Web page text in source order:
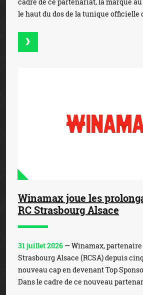
le haut du dos de la tunique officielle
Winamax joue les
RC Strasbourg Alsace
31 juillet 2026 — Winamax, partenaire
Strasbourg Alsace (RCSA) depuis
nouveau cap en devenant Top
Dans le cadre de ce nouveau